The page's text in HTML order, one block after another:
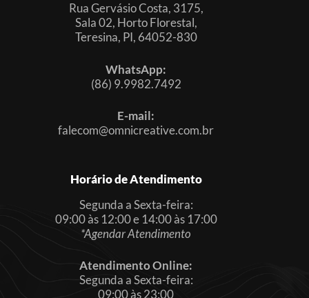
Rua Gervásio Costa, 3175,
Sala 02, Horto Florestal,
Teresina, PI, 64052-830
WhatsApp:
(86) 9.9982.7492
E-mail:
falecom@omnicreative.com.br
Horário de Atendimento
Segunda a Sexta-feira:
09:00 às 12:00 e 14:00 às 17:00
*Agendar Atendimento
Atendimento Online:
Segunda a Sexta-feira:
09:00 às 23:00